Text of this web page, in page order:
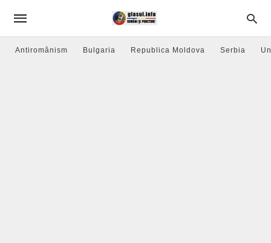
Antiromânism Bulgaria Republica Moldova Serbia